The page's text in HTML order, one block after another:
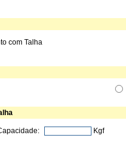
com Talha
Kgf